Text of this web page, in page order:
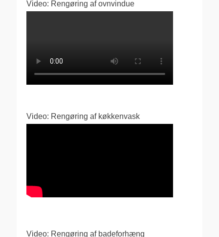
Video: Rengøring af ovnvindue
Video: Rengøring af køkkenvask
Video: Rengøring af badeforhæng